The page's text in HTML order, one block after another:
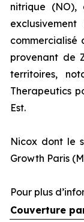
nitrique (NO),
commercialisé
provenant de
territoires,
Therapeutics
Est.
Nicox dont le
Growth Paris
Pour plus
Couverture